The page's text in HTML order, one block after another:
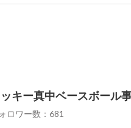
キー真中ベースボール
ロワー数：681